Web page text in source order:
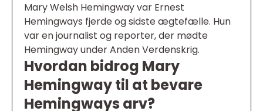
Mary Welsh Hemingway var Ernest
Hemingways fjerde og sidste ægtefælle. Hun
var en journalist og reporter, der mødte
Hemingway under Anden Verdenskrig.
Hvordan bidrog Mary
Hemingway til at bevare
Hemingways arv?